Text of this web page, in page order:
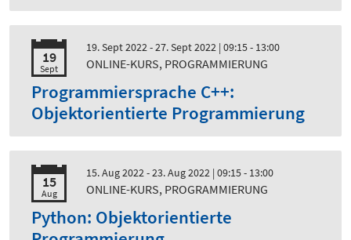
19
Sept
19. Sept 2022 - 27. Sept 2022 | 09:15 - 13:00
ONLINE-KURS, PROGRAMMIERUNG
Programmiersprache C++:
Objektorientierte Programmierung
15
Aug
15. Aug 2022 - 23. Aug 2022 | 09:15 - 13:00
ONLINE-KURS, PROGRAMMIERUNG
Python: Objektorientierte